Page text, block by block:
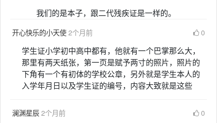
我们的是本子，跟二代残疾证是一样的。
开心快乐的小天使2个月前 0
学生证小学初中高中都有，他就有一个巴掌那么大，
那里有两天纸张，第一页是赋予两寸的照片，照片的
下角有一个有初体的学校公章，另外就是学生本人的
入学年月日以及学生证的编号，内容大致就是这些
澜渊星辰2个月前 0